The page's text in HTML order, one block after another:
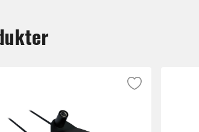
mellan användarna utan behov av att
utrustning.